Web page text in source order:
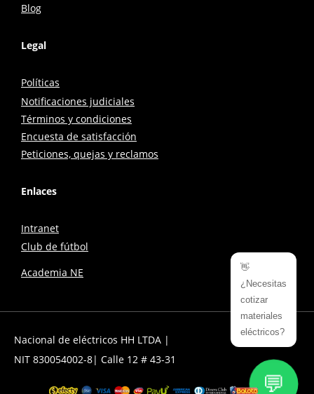
Blog
Legal
Políticas
Notificaciones judiciales
Términos y condiciones
Encuesta de satisfacción
Peticiones, quejas y reclamos
Enlaces
Intranet
Club de fútbol
Academia NE
👋
¿Necesitas
cotizar
materiales
eléctricos?
💬
Nacional de eléctricos HH LTDA |
NIT 830054002-8| Calle 12 # 43-31